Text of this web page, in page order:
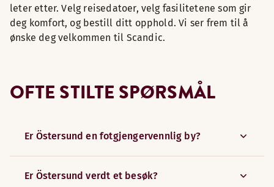
leter etter. Velg reisedatoer, velg fasilitetene som gir
deg komfort, og bestill ditt opphold. Vi ser frem til å
ønske deg velkommen til Scandic.
OFTE STILTE SPØRSMÅL
Er Östersund en fotgjengervennlig by?
Er Östersund verdt et besøk?